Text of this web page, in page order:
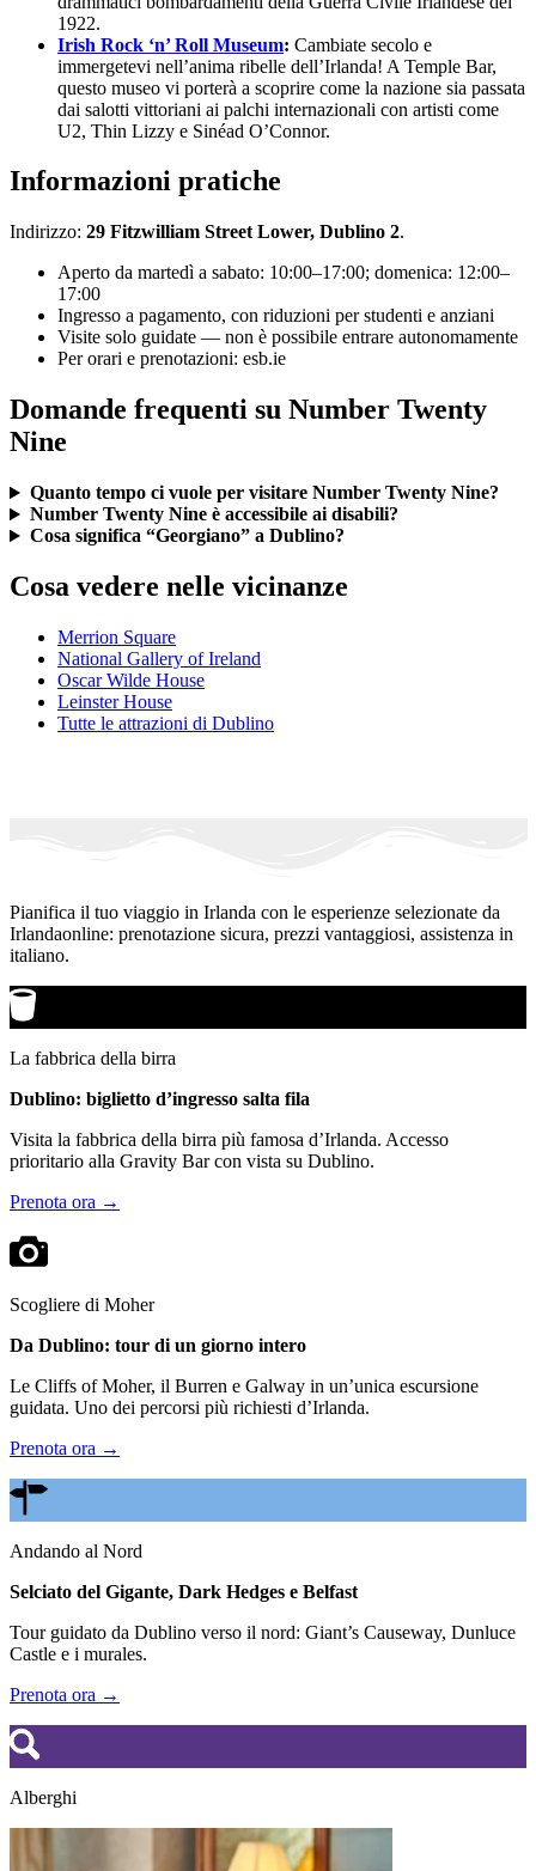
1922.
Irish Rock ‘n’ Roll Museum: Cambiate secolo e
immergetevi nell’anima ribelle dell’Irlanda! A Temple Bar,
questo museo vi porterà a scoprire come la nazione sia passata
dai salotti vittoriani ai palchi internazionali con artisti come
U2, Thin Lizzy e Sinéad O’Connor.
Informazioni pratiche
Indirizzo: 29 Fitzwilliam Street Lower, Dublino 2.
Aperto da martedì a sabato: 10:00–17:00; domenica: 12:00–
17:00
Ingresso a pagamento, con riduzioni per studenti e anziani
Visite solo guidate — non è possibile entrare autonomamente
Per orari e prenotazioni: esb.ie
Domande frequenti su Number Twenty
Nine
Quanto tempo ci vuole per visitare Number Twenty Nine?
Number Twenty Nine è accessibile ai disabili?
Cosa significa “Georgiano” a Dublino?
Cosa vedere nelle vicinanze
Merrion Square
National Gallery of Ireland
Oscar Wilde House
Leinster House
Tutte le attrazioni di Dublino
Pianifica il tuo viaggio in Irlanda con le esperienze selezionate da
Irlandaonline: prenotazione sicura, prezzi vantaggiosi, assistenza in
italiano.
La fabbrica della birra
Dublino: biglietto d’ingresso salta fila
Visita la fabbrica della birra più famosa d’Irlanda. Accesso
prioritario alla Gravity Bar con vista su Dublino.
Prenota ora →
Scogliere di Moher
Da Dublino: tour di un giorno intero
Le Cliffs of Moher, il Burren e Galway in un’unica escursione
guidata. Uno dei percorsi più richiesti d’Irlanda.
Prenota ora →
Andando al Nord
Selciato del Gigante, Dark Hedges e Belfast
Tour guidato da Dublino verso il nord: Giant’s Causeway, Dunluce
Castle e i murales.
Prenota ora →
Alberghi